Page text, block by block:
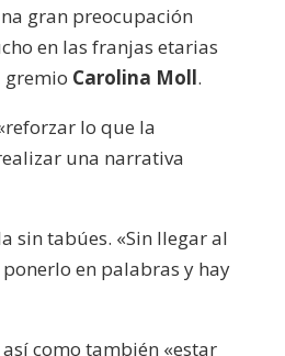
disminuir
gran preocupación
en las franjas etarias
gremio Carolina Moll.
lo que la
una narrativa
sin tabúes. «Sin llegar al
en palabras y hay
como también «estar